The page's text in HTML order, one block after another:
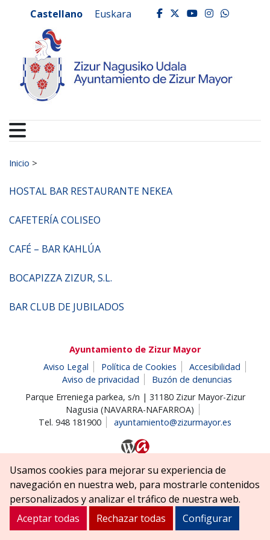
Ayuntamiento de
Castellano Euskara facebook
twitter
youtube
Buscar:
Inicio >
HOSTAL BAR RESTAURANTE NEKEA
CAFETERÍA COLISEO
CAFÉ – BAR KAHLÚA
BOCAPIZZA ZIZUR, S.L.
BAR CLUB DE JUBILADOS
Ayuntamiento de Zizur Mayor
Aviso Legal
Política de Cookies
Accesibilidad
Aviso de privacidad
Buzón de denuncias
Parque Erreniega parkea, s/n | 31180 Zizur Mayor-Zizur
Nagusia (NAVARRA-NAFARROA)
Tel. 948 181900
ayuntamiento@zizurmayor.es
Usamos cookies para mejorar su experiencia de
navegación en nuestra web, para mostrarle contenidos
personalizados y analizar el tráfico de nuestra web.
Aceptar todas
Rechazar todas Configurar